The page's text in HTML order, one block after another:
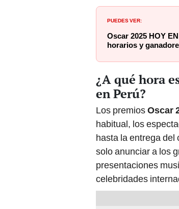
PUEDES VER:
Oscar 2025 HOY
horarios y
¿A qué hora
en Perú?
Los premiosOscar
habitual, los
hasta la entrega
solo anunciar a los
presentaciones
celebridades